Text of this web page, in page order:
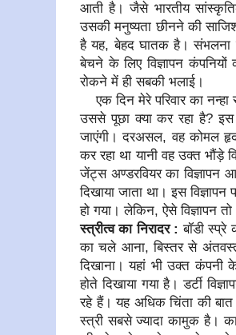
आती है। जैसे भारतीय
उसकी मनुष्यता छीनने की
है यह, बेहद घातक है। संभलना
बेचने के लिए विज्ञापन
रोकने में ही सबकी भलाई।
एक दिन मेरे परिवार का नन्हा
उससे पूछा क्या कर रहा है? इस
जाएंगी। दरअसल, वह कोमल
कर रहा था यानी वह उक्त
जेंट्स अण्डरवियर का विज्ञापन
दिखाया जाता था। इस
हो गया। लेकिन, ऐसे विज्ञापन
स्त्रीत्व का निरादर :बॉडी
का चले आना, बिस्तर से
दिखाना। यहां भी उक्त
होते दिखाया गया है। डर्टी
रहे हैं। यह अधिक चिंता की बात
स्त्री सबसे ज्यादा कामुक है।